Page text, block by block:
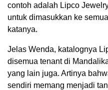
contoh adalah Lipco
untuk dimasukkan ke
katanya.
Jelas Wenda, katalognya
disemua tenant di
yang lain juga. Artinya
sendiri memang menjadi